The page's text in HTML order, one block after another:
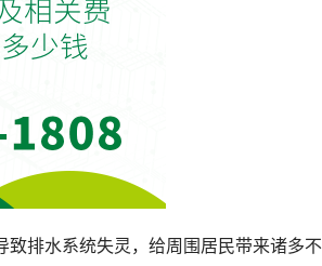
排水系统失灵，给周围居民带来诸多不